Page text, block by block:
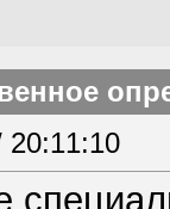
20:11:10